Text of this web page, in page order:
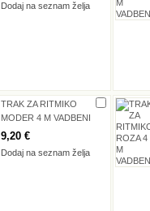
Dodaj na seznam želja
TRAK ZA RITMIKO
MODER 4 M VADBENI
9,20 €
Dodaj na seznam želja